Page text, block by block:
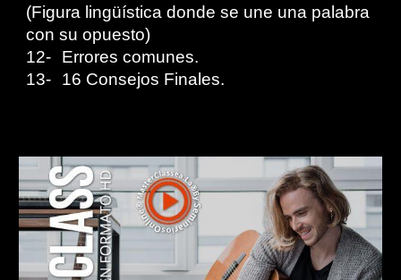
(Figura lingüística donde se une una palabra
con su opuesto)
12-
Errores comunes.
13-
16 Consejos Finales.